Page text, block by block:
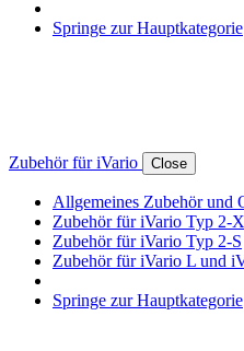
Springe zur Hauptkategorie
Zubehör für iVario Close
Allgemeines Zubehör und
Zubehör für iVario Typ 2-
Zubehör für iVario Typ 2-S
Zubehör für iVario L und
Springe zur Hauptkategorie